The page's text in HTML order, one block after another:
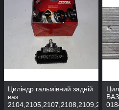
Циліндр гальмівний задній
ваз